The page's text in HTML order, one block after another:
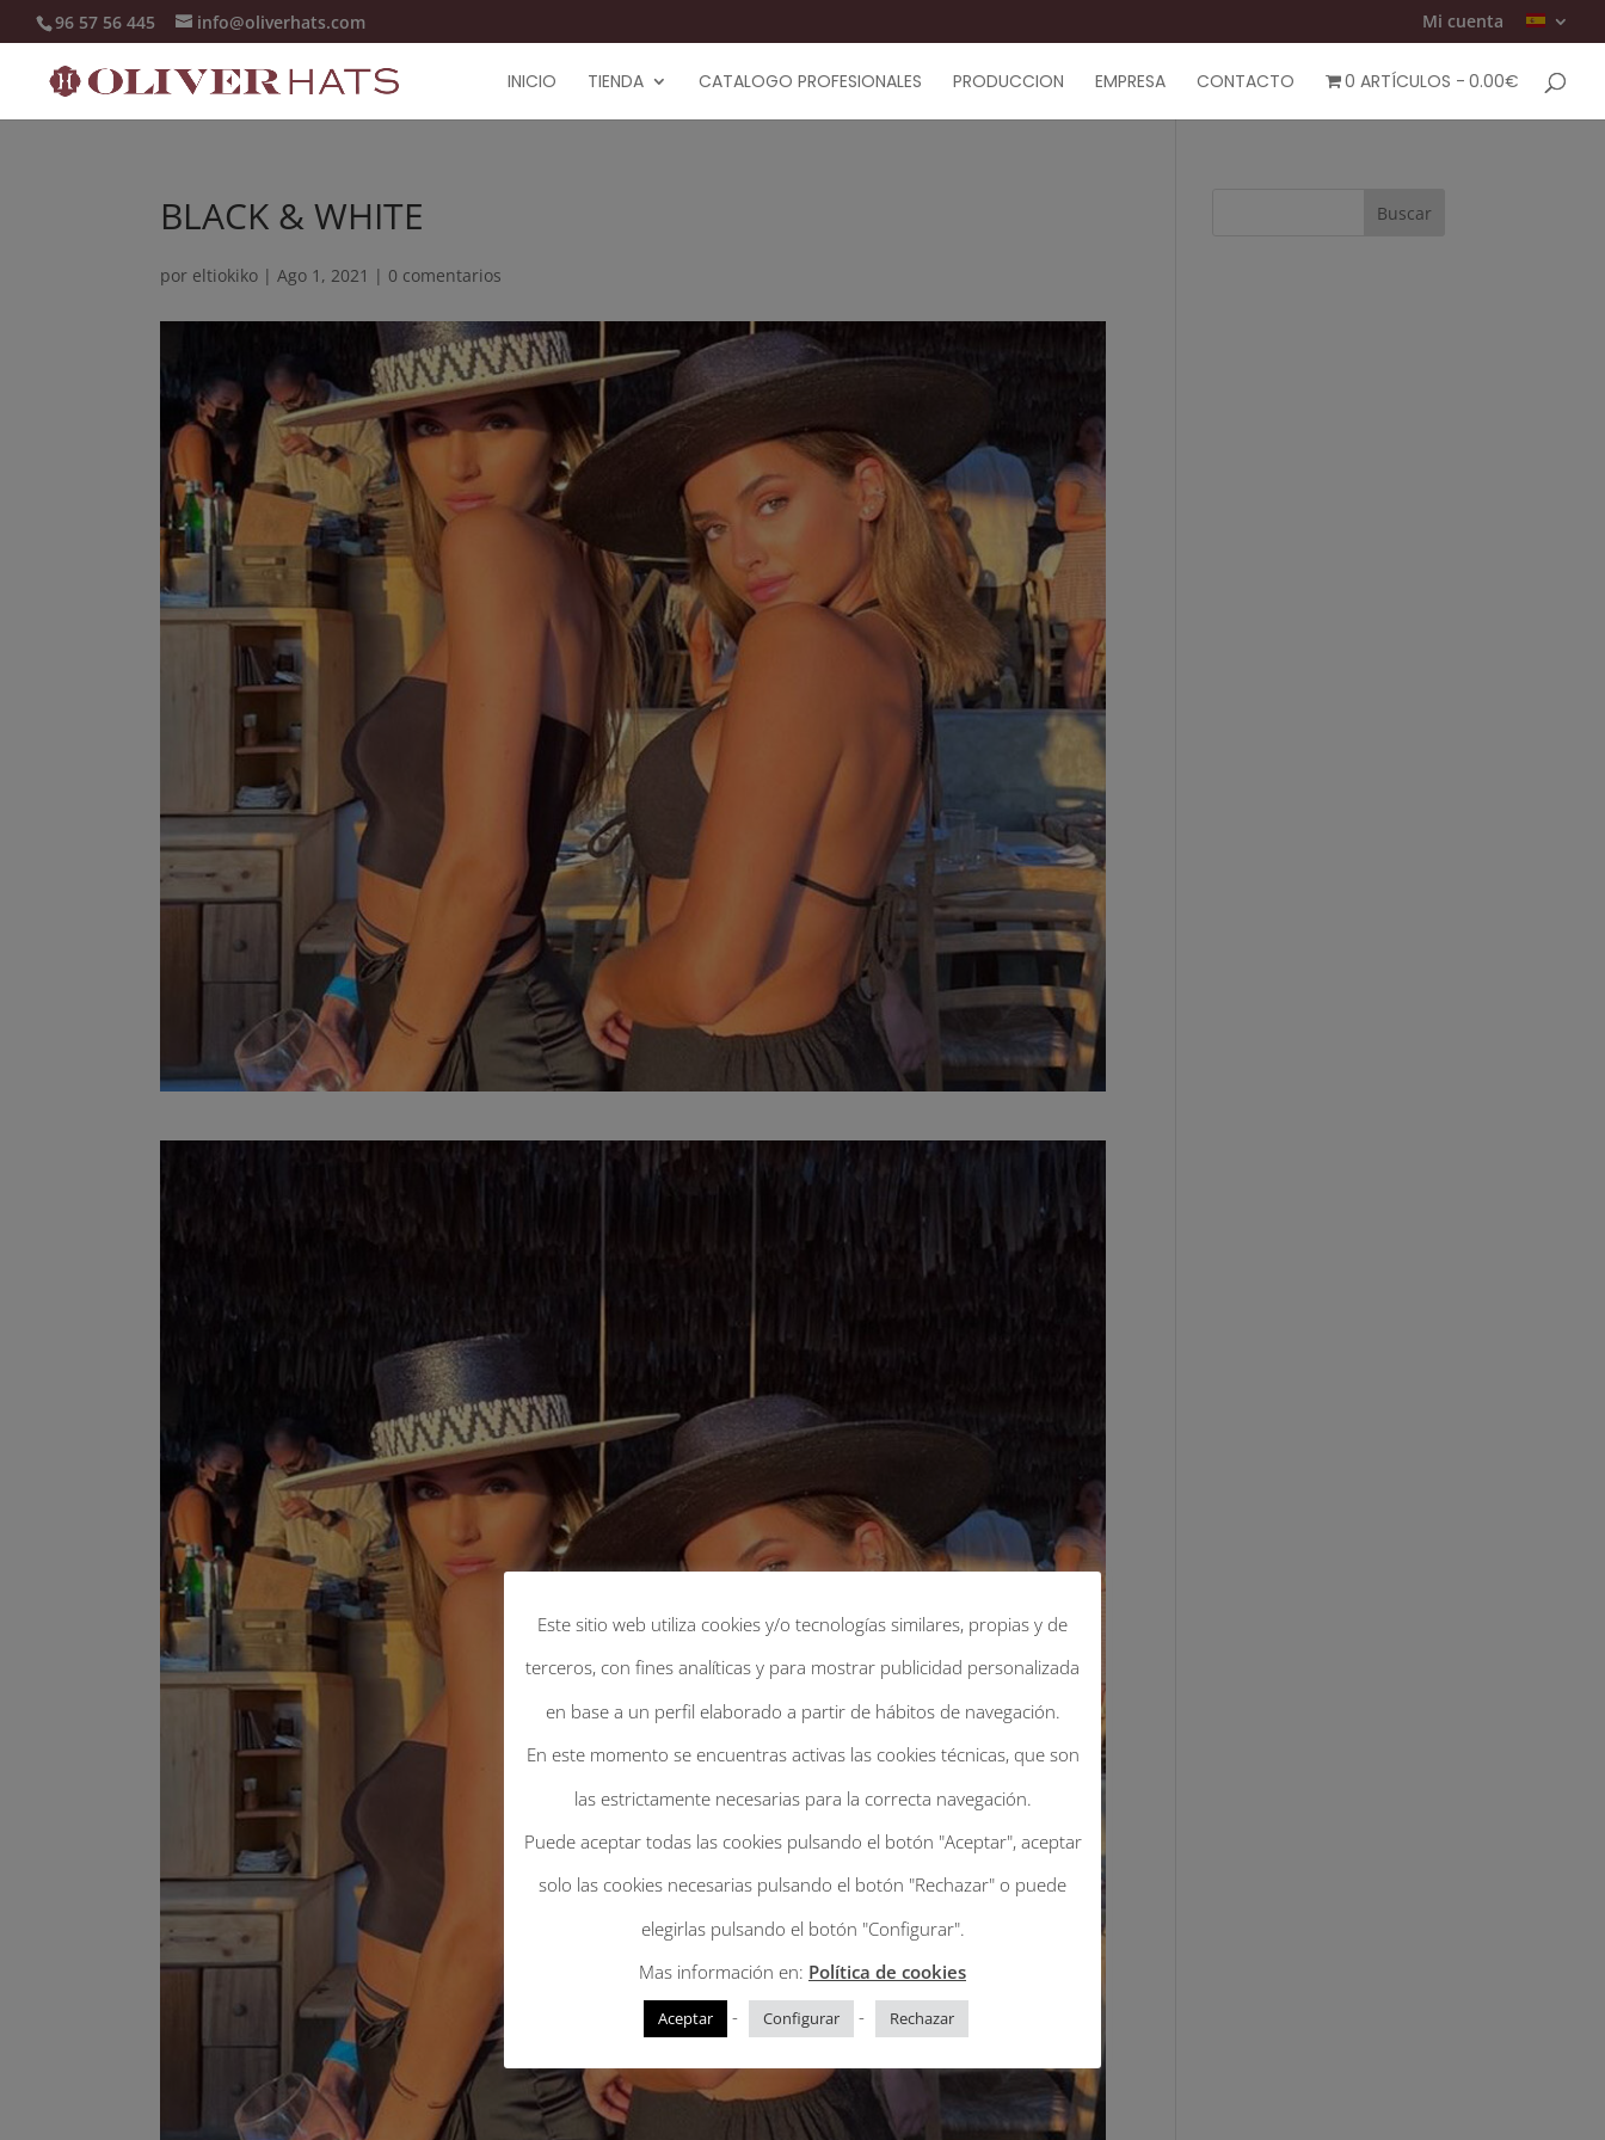
96 57 56 445 info@oliverhats.com Mi cuenta
INICIO TIENDA CATALOGO PROFESIONALES PRODUCCION EMPRESA CONTACTO 0 ARTÍCULOS 0.00€
BLACK & WHITE
por eltiokiko |Ago 1, 2021 | 0 comentarios
Este sitio web utiliza cookies y/o tecnologías similares, propias y de
terceros, con fines analíticas y para mostrar publicidad personalizada
en base a un perfil elaborado a partir de hábitos de navegación.
En este momento se encuentras activas las cookies técnicas, que son
las estrictamente necesarias para la correcta navegación.
Puede aceptar todas las cookies pulsando el botón "Aceptar", aceptar
solo las cookies necesarias pulsando el botón "Rechazar" o puede
elegirlas pulsando el botón "Configurar".
Mas información en: Política de cookies
Aceptar - Configurar - Rechazar